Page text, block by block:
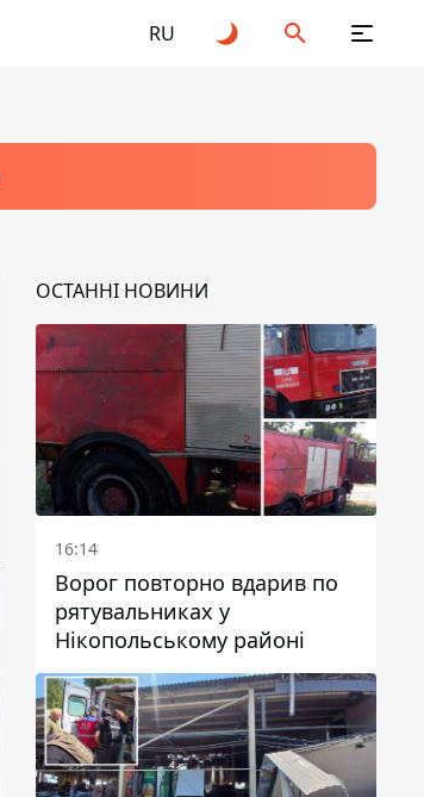
RU
ОСТАННІ НОВИНИ
16:14
Ворог повторно вдарив по
рятувальниках у
Нікопольському районі